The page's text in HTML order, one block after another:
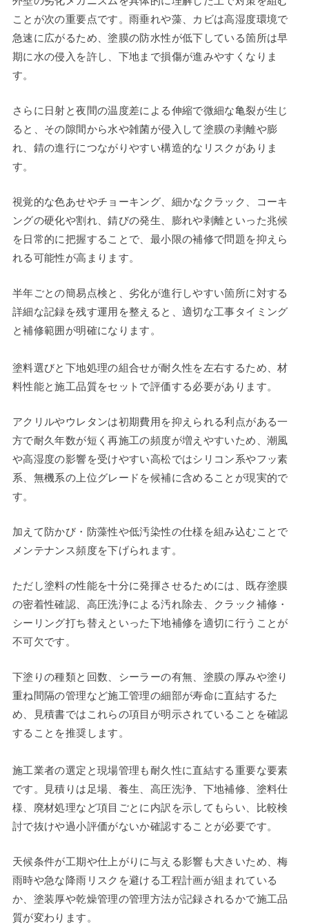
ことが次の重要点です。雨垂れや藻、カビは高湿度環境で
急速に広がるため、塗膜の防水性が低下している箇所は早
期に水の侵入を許し、下地まで損傷が進みやすくなりま
す。
さらに日射と夜間の温度差による伸縮で微細な亀裂が生じ
ると、その隙間から水や雑菌が侵入して塗膜の剥離や膨
れ、錆の進行につながりやすい構造的なリスクがありま
す。
視覚的な色あせやチョーキング、細かなクラック、コーキ
ングの硬化や割れ、錆びの発生、膨れや剥離といった兆候
を日常的に把握することで、最小限の補修で問題を抑えら
れる可能性が高まります。
半年ごとの簡易点検と、劣化が進行しやすい箇所に対する
詳細な記録を残す運用を整えると、適切な工事タイミング
と補修範囲が明確になります。
塗料選びと下地処理の組合せが耐久性を左右するため、材
料性能と施工品質をセットで評価する必要があります。
アクリルやウレタンは初期費用を抑えられる利点がある一
方で耐久年数が短く再施工の頻度が増えやすいため、潮風
や高湿度の影響を受けやすい高松ではシリコン系やフッ素
系、無機系の上位グレードを候補に含めることが現実的で
す。
加えて防かび・防藻性や低汚染性の仕様を組み込むことで
メンテナンス頻度を下げられます。
ただし塗料の性能を十分に発揮させるためには、既存塗膜
の密着性確認、高圧洗浄による汚れ除去、クラック補修・
シーリング打ち替えといった下地補修を適切に行うことが
不可欠です。
下塗りの種類と回数、シーラーの有無、塗膜の厚みや塗り
重ね間隔の管理など施工管理の細部が寿命に直結するた
め、見積書ではこれらの項目が明示されていることを確認
することを推奨します。
施工業者の選定と現場管理も耐久性に直結する重要な要素
です。見積りは足場、養生、高圧洗浄、下地補修、塗料仕
様、廃材処理など項目ごとに内訳を示してもらい、比較検
討で抜けや過小評価がないか確認することが必要です。
天候条件が工期や仕上がりに与える影響も大きいため、梅
雨時や急な降雨リスクを避ける工程計画が組まれている
か、塗装厚や乾燥管理の管理方法が記録されるかで施工品
質が変わります。